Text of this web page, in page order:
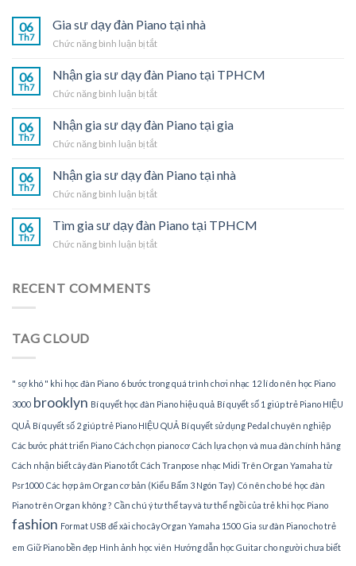
06
Th7
Gia sư dạy đàn Piano tại nhà
Chức năng bình luận bị tắtở
đàn
tại
06
Th7
Nhận gia sư dạy đàn Piano tại TPHCM
Chức năng bình luận bị tắtở
gia
dạy
Piano
06
Th7
Nhận gia sư dạy đàn Piano tại gia
Chức năng bình luận bị tắtở
gia
dạy
Piano
06
Th7
Nhận gia sư dạy đàn Piano tại nhà
Chức năng bình luận bị tắtở
gia
dạy
06
Th7
Tìm gia sư dạy đàn Piano tại TPHCM
Chức năng bình luận bị tắtở
RECENT COMMENTS
TAG CLOUD
" sợ khó " khi học đàn Piano 6 bước trong quá trình chơi nhạc 12 lí do nên học Piano
3000 brooklyn Bí quyết học đàn Piano hiệu quả Bí quyết số 1 giúp trẻ Piano HIỆU
QUẢ Bí quyết số 2 giúp trẻ Piano HIỆU QUẢ Bí quyết sử dụng Pedal chuyên nghiệp
Các bước phát triển Piano Cách chọn piano cơ Cách lựa chọn và mua đàn chính hãng
Cách nhận biết cây đàn Piano tốt Cách Tranpose nhạc Midi Trên Organ Yamaha từ
Psr1000 Các hợp âm Organ cơ bản (Kiểu Bấm 3 Ngón Tay) Có nên cho bé học đàn
Piano trên Organ không ? Cần chú ý tư thế tay và tư thế ngồi của trẻ khi học Piano
fashion Format USB để xài cho cây Organ Yamaha 1500 Gia sư đàn Piano cho trẻ
em Giữ Piano bền đẹp Hình ảnh học viên Hướng dẫn học Guitar cho người chưa biết